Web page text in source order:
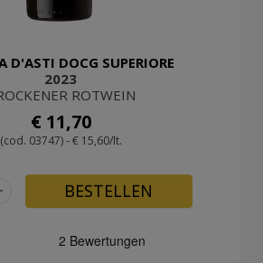
D'ASTI DOCG SUPERIORE
2023
ROTWEIN
€ 11,70
(cod. 03747) - € 15,60/lt.
BESTELLEN